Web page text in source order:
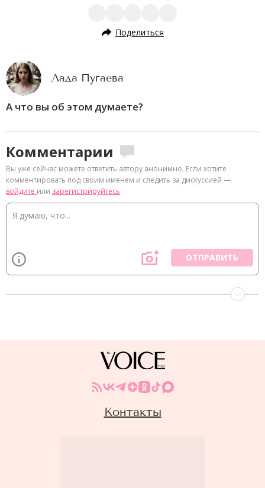
Поделиться
Лада Пугаева
А что вы об этом думаете?
Комментарии
Вы уже сейчас можете ответить автору анонимно. Если хотите
комментировать под своим именем и следить за дискуссией —
войдите или зарегистрируйтесь
ОТПРАВИТЬ
Контакты